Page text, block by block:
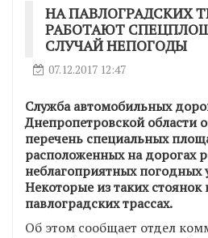
НА ПАВЛОГРАДСКИХ
РАБОТАЮТ
СЛУЧАЙ НЕПОГОДЫ
07.12.2017 12:47
Служба автомобильных
Днепропетровской области
перечень специальных
расположенных на дорогах
неблагоприятных погодных
Некоторые из таких стоянок
павлоградских трассах.
Об этом сообщает отдел